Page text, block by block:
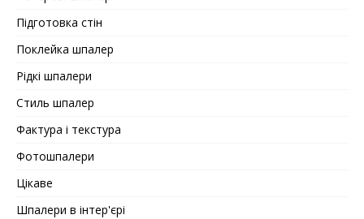
Підготовка стін
Поклейка шпалер
Рідкі шпалери
Стиль шпалер
Фактура і текстура
Фотошпалери
Цікаве
Шпалери в інтер'єрі